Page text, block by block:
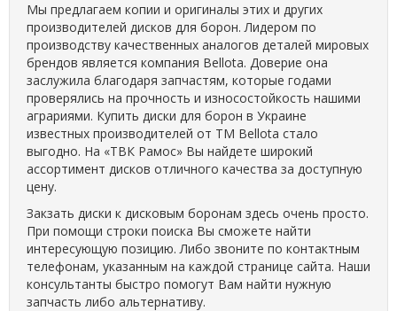
Мы предлагаем копии и оригиналы этих и других
производителей дисков для борон. Лидером по
производству качественных аналогов деталей мировых
брендов является компания Bellota. Доверие она
заслужила благодаря запчастям, которые годами
проверялись на прочность и износостойкость нашими
аграриями. Купить диски для борон в Украине
известных производителей от ТМ Bellota стало
выгодно. На «ТВК Рамос» Вы найдете широкий
ассортимент дисков отличного качества за доступную
цену.
Закзать диски к дисковым боронам здесь очень просто.
При помощи строки поиска Вы сможете найти
интересующую позицию. Либо звоните по контактным
телефонам, указанным на каждой странице сайта. Наши
консультанты быстро помогут Вам найти нужную
запчасть либо альтернативу.